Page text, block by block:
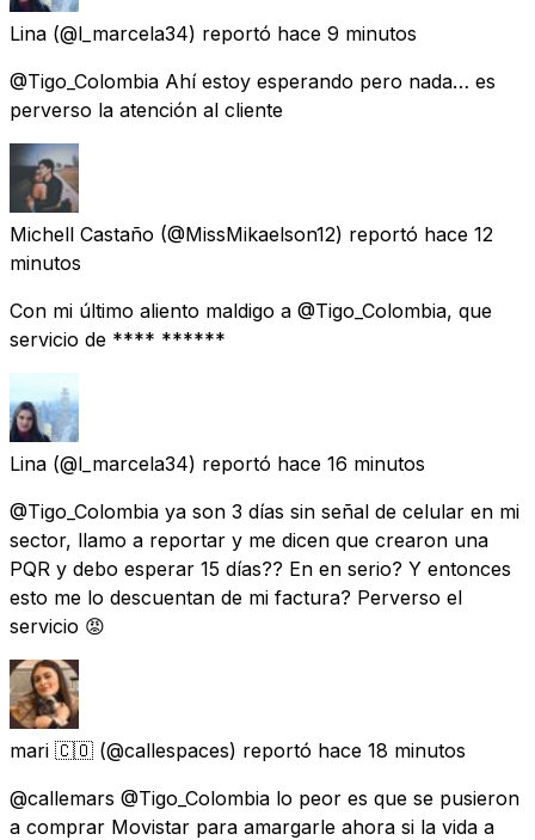
Lina (@l_marcela34) reportó hace 9 minutos
@Tigo_Colombia Ahí estoy esperando pero nada… es
perverso la atención al cliente
Michell Castaño (@MissMikaelson12) reportó hace 12
minutos
Con mi último aliento maldigo a @Tigo_Colombia, que
servicio de **** ******
Lina (@l_marcela34) reportó hace 16 minutos
@Tigo_Colombia ya son 3 días sin señal de celular en mi
sector, llamo a reportar y me dicen que crearon una
PQR y debo esperar 15 días?? En en serio? Y entonces
esto me lo descuentan de mi factura? Perverso el
servicio 😡
mari 🇨🇴 (@callespaces) reportó hace 18 minutos
@callemars @Tigo_Colombia lo peor es que se pusieron
a comprar Movistar para amargarle ahora si la vida a